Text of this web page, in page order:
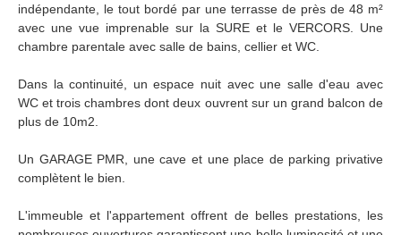
indépendante, le tout bordé par une terrasse de près de 48 m²
avec une vue imprenable sur la SURE et le VERCORS. Une
chambre parentale avec salle de bains, cellier et WC.
Dans la continuité, un espace nuit avec une salle d'eau avec
WC et trois chambres dont deux ouvrent sur un grand balcon de
plus de 10m2.
Un GARAGE PMR, une cave et une place de parking privative
complètent le bien.
L'immeuble et l'appartement offrent de belles prestations, les